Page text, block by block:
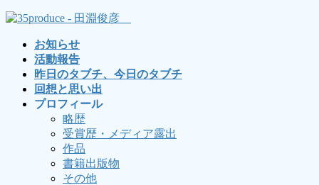
コ
ナ
お知らせ
活動報告
昨日のタブチ、今日のタブチ
回想と思い出
プロフィール
略歴
受賞歴・メディア露出
作品
書籍出版物
その他